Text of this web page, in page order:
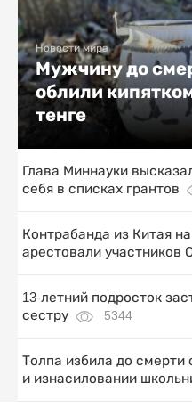
Новости мира
Мужчину до
облили
тенге
Глава Миннауки
себя в списках грантов
Контрабанда из Китая
арестовали участников
13-летний подросток
сестру
5344
Толпа избила до
и изнасиловании